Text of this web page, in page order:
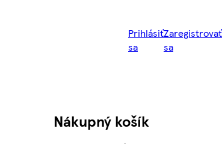
Prihlásiť
sa
Zaregistrovať
sa
Nákupný košík